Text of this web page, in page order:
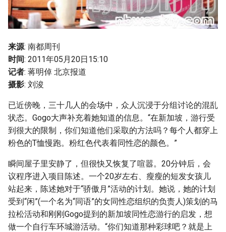
g
s
e
a
r
h
来源: 南都周刊
时间: 2011年05月20日15:10
记者: 蒋明倬 北京报道
摄影: 刘浚
已近傍晚，三十几人的会场中，众人沉浸于分组讨论的混乱
状态。Gogo大声补充着她知道的信息。“在新加坡，游行受
到很大的限制，你们知道他们采取的方法吗？每个人都穿上
粉色的T恤慢跑。粉红色代表着同性恋的颜色。”
瞬间屋子里安静了，但很快又恢复了喧嚣。20分钟后，会
议程序进入项目陈述。一个20岁左右、瘦瘦的短发女孩儿
站起来，陈述她对于“骄傲月”活动的计划。她说，她的计划
受到“闲”(一个名为“同语”的女同性恋组织的负责人)策划的马
拉松活动和刚刚Gogo提到的新加坡同性恋游行的启发，想
做一个自行车环城游活动。“你们知道那种彩球吧？就是上